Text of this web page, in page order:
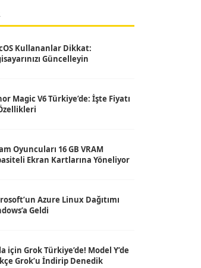
Kullananlar Dikkat:
Güncelleyin
Magic V6 Türkiye’de: İşte Fiyatı
Oyuncuları 16 GB VRAM
Ekran Kartlarına Yöneliyor
Azure Linux Dağıtımı
Geldi
için Grok Türkiye’de! Model Y’de
Grok’u İndirip Denedik